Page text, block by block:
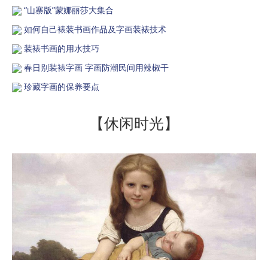
“山寨版”蒙娜丽莎大集合
如何自己裱装书画作品及字画装裱技术
装裱书画的用水技巧
春日别装裱字画 字画防潮民间用辣椒干
珍藏字画的保养要点
【休闲时光】